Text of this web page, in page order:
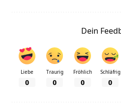
Dein
Liebe
0
Traurig
0
Fröhlich
0
Schläfrig
0